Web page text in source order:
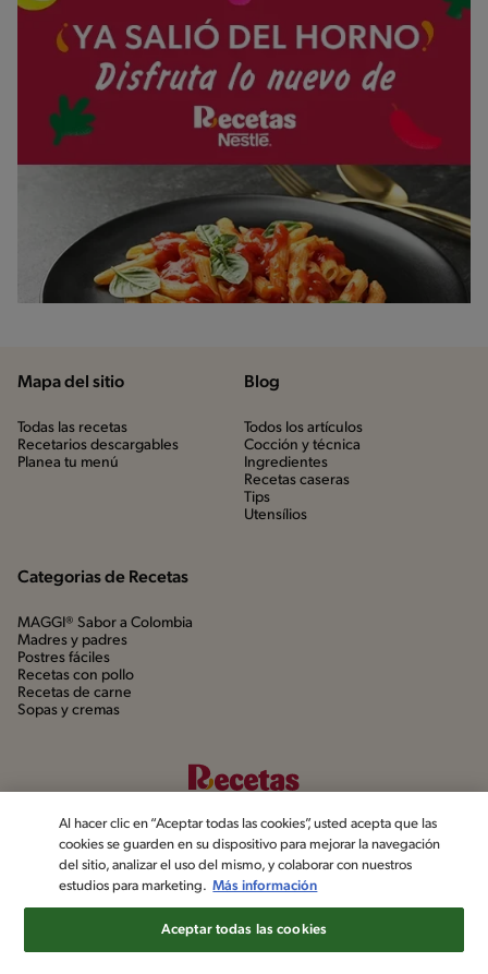
Mapa del sitio
Todas las recetas
Recetarios descargables
Planea tu menú
Blog
Todos los artículos
Cocción y técnica
Ingredientes
Recetas caseras
Tips
Utensílios
Categorias de Recetas
MAGGI® Sabor a Colombia
Madres y padres
Postres fáciles
Recetas con pollo
Recetas de carne
Sopas y cremas
©2022, Nestlé. Marcas registradas por Société dels Produits Nestlé,
S.A. Vevey (Suiza)
Al hacer clic en “Aceptar todas las cookies”, usted acepta que las
cookies se guarden en su dispositivo para mejorar la navegación
del sitio, analizar el uso del mismo, y colaborar con nuestros
estudios para marketing. Más información
Aceptar todas las cookies